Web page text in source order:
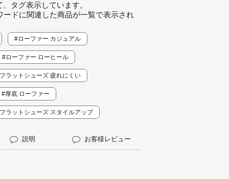
タグ表示しています。
ドに関連した商品が一覧で表示され
#ローファー カジュアル
#ローファー ローヒール
ラットシューズ 疲れにくい
#厚底 ローファー
ラットシューズ スタイルアップ
説明 お客様レビュー